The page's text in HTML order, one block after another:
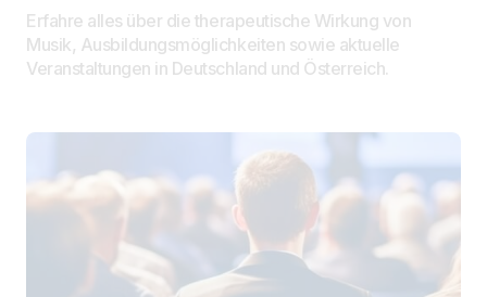
Erfahre alles über die therapeutische Wirkung von
Musik, Ausbildungsmöglichkeiten sowie aktuelle
Veranstaltungen in Deutschland und Österreich.